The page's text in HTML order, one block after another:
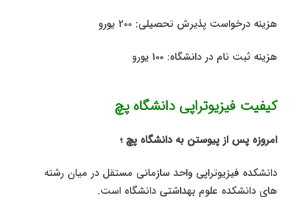
هزینه درخواست پذیرش تحصیلی: 200 یورو
هزینه ثبت نام در دانشگاه: 100 یورو
کیفیت فیزیوتراپی دانشگاه پچ
امروزه پس از پیوستن به دانشگاه پچ ؛
دانشکده فیزیوتراپی واحد سازمانی مستقل در میان رشته
های دانشکده علوم بهداشتی دانشگاه است.